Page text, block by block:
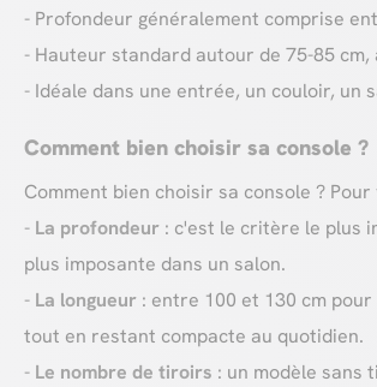
- Profondeur généralement comprise
- Hauteur standard autour de 75-85
- Idéale dans une entrée, un couloir, un
Comment bien choisir sa console ?
Comment bien choisir sa console ?
- La profondeur : c'est le critère le plus
plus imposante dans un salon.
- La longueur : entre 100 et 130 cm
tout en restant compacte au quotidien.
- Le nombre de tiroirs : un modèle sans